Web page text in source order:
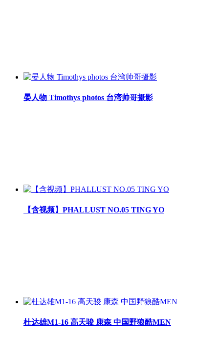
晏人物 Timothys photos 台湾帅哥摄影
【含视频】PHALLUST NO.05 TING YO
杜达雄M1-16 高天骏 康森 中国野狼酷MEN